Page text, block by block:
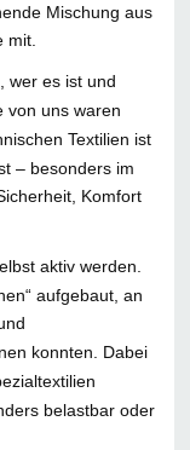
Mischung aus
mit.
wer es ist und
von uns waren
Textilien ist
– besonders im
Komfort
aktiv werden.
aufgebaut, an
konnten. Dabei
belastbar oder